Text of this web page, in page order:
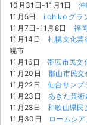
10月31日-11月1日
11月5日 iichiko グラ
11月7日-11月8日 福
11月14日札幌文化芸
幌市
11月16日帯広市民文
11月20日郡山市民文
11月22日仙台サンプ
11月23日あきた芸
11月28日和歌山県民
11月30日
ロームシ